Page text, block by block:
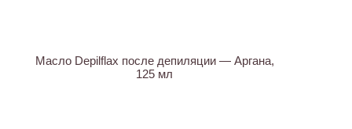
Масло Depilflax после депиляции — Аргана,
125 мл